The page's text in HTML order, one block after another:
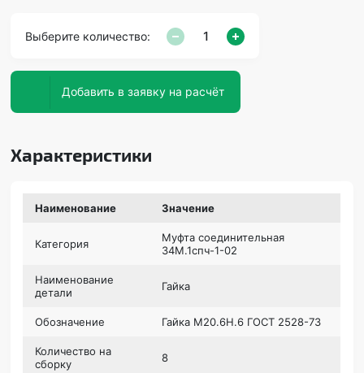
Выберите количество:
Добавить в заявку на расчёт
Характеристики
Наименование Значение
Категория
Муфта соединительная
34М.1спч-1-02
Наименование
детали
Гайка
Обозначение Гайка М20.6Н.6 ГОСТ 2528-73
Количество на
сборку
8